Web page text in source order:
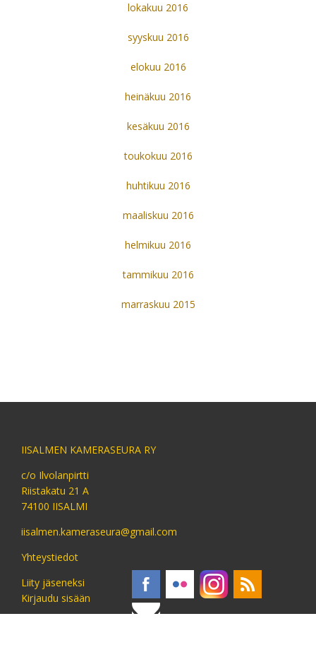
lokakuu 2016
syyskuu 2016
elokuu 2016
heinäkuu 2016
kesäkuu 2016
toukokuu 2016
huhtikuu 2016
maaliskuu 2016
helmikuu 2016
tammikuu 2016
marraskuu 2015
IISALMEN KAMERASEURA RY
c/o Ilvolanpirtti
Riistakatu 21 A
74100 IISALMI
iisalmen.kameraseura@gmail.com
Yhteystiedot
Liity jäseneksi
Kirjaudu sisään